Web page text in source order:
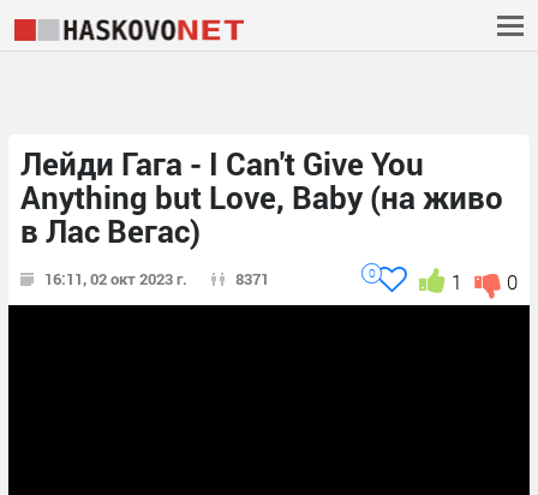
Лейди Гага - I Can't Give You
Anything but Love, Baby (на живо
в Лас Вегас)
16:11, 02 окт 2023 г. 8371 0
1
0